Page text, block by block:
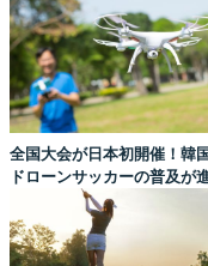
全国大会が日本初開催！韓
ドローンサッカーの普及が